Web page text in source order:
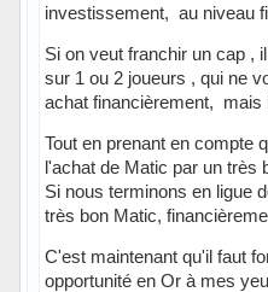
investissement, au niveau
Si on veut franchir un cap ,
sur 1 ou 2 joueurs , qui ne
achat financièrement, mais
Tout en prenant en compte
l'achat de Matic par un très
Si nous terminons en ligue
très bon Matic,
C'est maintenant qu'il faut
opportunité en Or à mes